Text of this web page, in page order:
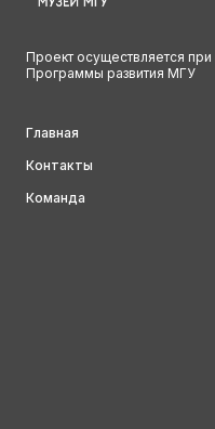
Проект осуществляется
Программы развития МГУ
Главная
Контакты
Команда